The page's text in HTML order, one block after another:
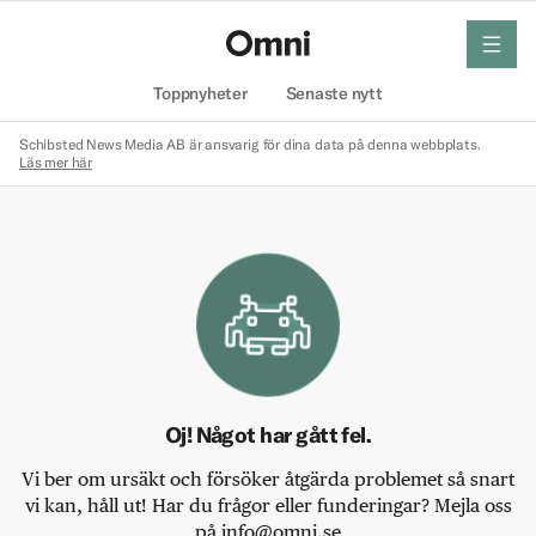
Toppnyheter Senaste nytt
meny
Schibsted News Media AB är ansvarig för dina data på denna webbplats.
Läs mer här
Oj! Något har gått fel.
Vi ber om ursäkt och försöker åtgärda problemet så snart
vi kan, håll ut! Har du frågor eller funderingar? Mejla oss